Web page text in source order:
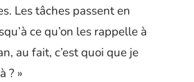
Les tâches passent en
ce qu’on les rappelle à
au fait, c’est quoi que je
? »